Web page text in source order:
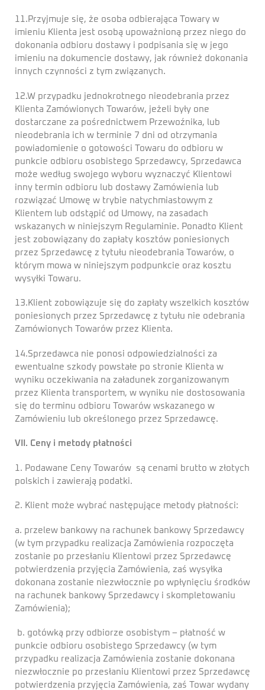
11.Przyjmuje się, że osoba odbierająca Towary w
imieniu Klienta jest osobą upoważnioną przez niego do
dokonania odbioru dostawy i podpisania się w jego
imieniu na dokumencie dostawy, jak również dokonania
innych czynności z tym związanych.
12.W przypadku jednokrotnego nieodebrania przez
Klienta Zamówionych Towarów, jeżeli były one
dostarczane za pośrednictwem Przewoźnika, lub
nieodebrania ich w terminie 7 dni od otrzymania
powiadomienie o gotowości Towaru do odbioru w
punkcie odbioru osobistego Sprzedawcy, Sprzedawca
może według swojego wyboru wyznaczyć Klientowi
inny termin odbioru lub dostawy Zamówienia lub
rozwiązać Umowę w trybie natychmiastowym z
Klientem lub odstąpić od Umowy, na zasadach
wskazanych w niniejszym Regulaminie. Ponadto Klient
jest zobowiązany do zapłaty kosztów poniesionych
przez Sprzedawcę z tytułu nieodebrania Towarów, o
którym mowa w niniejszym podpunkcie oraz kosztu
wysyłki Towaru.
13.Klient zobowiązuje się do zapłaty wszelkich kosztów
poniesionych przez Sprzedawcę z tytułu nie odebrania
Zamówionych Towarów przez Klienta.
14.Sprzedawca nie ponosi odpowiedzialności za
ewentualne szkody powstałe po stronie Klienta w
wyniku oczekiwania na załadunek zorganizowanym
przez Klienta transportem, w wyniku nie dostosowania
się do terminu odbioru Towarów wskazanego w
Zamówieniu lub określonego przez Sprzedawcę.
VII. Ceny i metody płatności
1. Podawane Ceny Towarów są cenami brutto w złotych
polskich i zawierają podatki.
2. Klient może wybrać następujące metody płatności:
a. przelew bankowy na rachunek bankowy Sprzedawcy
(w tym przypadku realizacja Zamówienia rozpoczęta
zostanie po przesłaniu Klientowi przez Sprzedawcę
potwierdzenia przyjęcia Zamówienia, zaś wysyłka
dokonana zostanie niezwłocznie po wpłynięciu środków
na rachunek bankowy Sprzedawcy i skompletowaniu
Zamówienia);
b. gotówką przy odbiorze osobistym – płatność w
punkcie odbioru osobistego Sprzedawcy (w tym
przypadku realizacja Zamówienia zostanie dokonana
niezwłocznie po przesłaniu Klientowi przez Sprzedawcę
potwierdzenia przyjęcia Zamówienia, zaś Towar wydany